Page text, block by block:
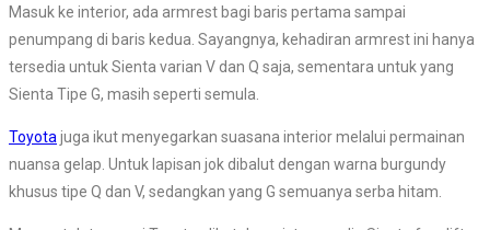
Masuk ke interior, ada armrest bagi baris pertama sampai
penumpang di baris kedua. Sayangnya, kehadiran armrest ini hanya
tersedia untuk Sienta varian V dan Q saja, sementara untuk yang
Sienta Tipe G, masih seperti semula.
Toyotajuga ikut menyegarkan suasana interior melalui permainan
nuansa gelap. Untuk lapisan jok dibalut dengan warna burgundy
khusus tipe Q dan V, sedangkan yang G semuanya serba hitam.